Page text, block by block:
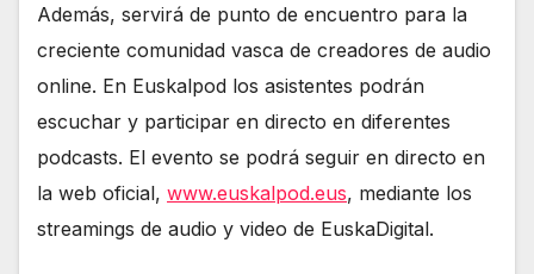
Además, servirá de punto de encuentro para la
creciente comunidad vasca de creadores de audio
online. En Euskalpod los asistentes podrán
escuchar y participar en directo en diferentes
podcasts. El evento se podrá seguir en directo en
la web oficial, www.euskalpod.eus, mediante los
streamings de audio y video de EuskaDigital.